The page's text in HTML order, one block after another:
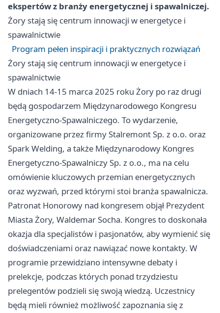
ekspertów z branży energetycznej i spawalniczej.
Żory stają się centrum innowacji w energetyce i
spawalnictwie
Program pełen inspiracji i praktycznych rozwiązań
Żory stają się centrum innowacji w energetyce i
spawalnictwie
W dniach 14-15 marca 2025 roku Żory po raz drugi
będą gospodarzem Międzynarodowego Kongresu
Energetyczno-Spawalniczego. To wydarzenie,
organizowane przez firmy Stalremont Sp. z o.o. oraz
Spark Welding, a także Międzynarodowy Kongres
Energetyczno-Spawalniczy Sp. z o.o., ma na celu
omówienie kluczowych przemian energetycznych
oraz wyzwań, przed którymi stoi branża spawalnicza.
Patronat Honorowy nad kongresem objął Prezydent
Miasta Żory, Waldemar Socha. Kongres to doskonała
okazja dla specjalistów i pasjonatów, aby wymienić się
doświadczeniami oraz nawiązać nowe kontakty. W
programie przewidziano intensywne debaty i
prelekcje, podczas których ponad trzydziestu
prelegentów podzieli się swoją wiedzą. Uczestnicy
będą mieli również możliwość zapoznania się z